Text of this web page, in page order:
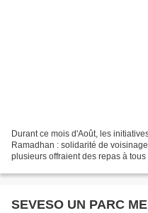
Durant ce mois d'Août, les
Ramadhan : solidarité de
plusieurs offraient des repas à
SEVESO UN PARC